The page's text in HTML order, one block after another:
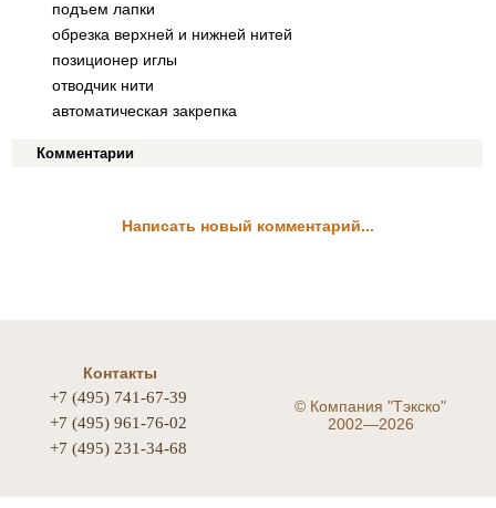
подъем лапки
обрезка верхней и нижней нитей
позиционер иглы
отводчик нити
автоматическая закрепка
Комментарии
Написать новый комментарий...
Контакты
+7 (495) 741-67-39
+7 (495) 961-76-02
+7 (495) 231-34-68
© Компания "Тэкско"
2002—2026